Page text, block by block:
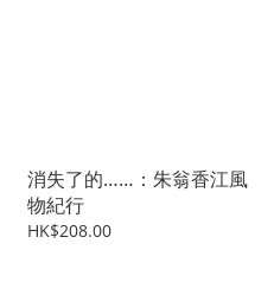
消失了的……：朱翁香江風
物紀行
HK$208.00